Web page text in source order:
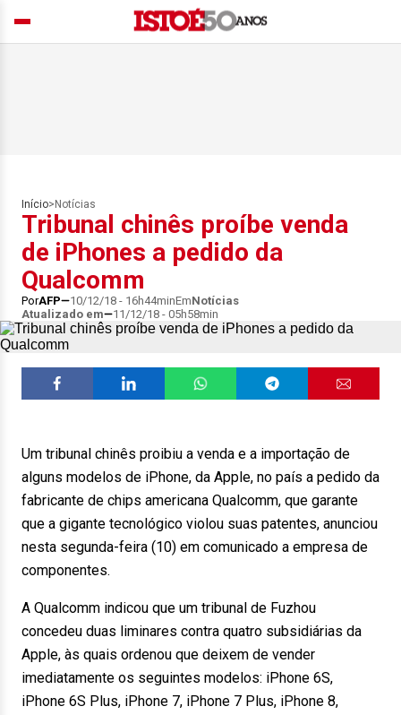
Início> Notícias
Tribunal chinês proíbe venda
de iPhones a pedido da
Qualcomm
PorAFP 10/12/18 - 16h44minEmNotícias
Atualizado em
11/12/18 - 05h58min
Um tribunal chinês proibiu a venda e a importação de
alguns modelos de iPhone, da Apple, no país a pedido da
fabricante de chips americana Qualcomm, que garante
que a gigante tecnológico violou suas patentes, anunciou
nesta segunda-feira (10) em comunicado a empresa de
componentes.
A Qualcomm indicou que um tribunal de Fuzhou
concedeu duas liminares contra quatro subsidiárias da
Apple, às quais ordenou que deixem de vender
imediatamente os seguintes modelos: iPhone 6S,
iPhone 6S Plus, iPhone 7, iPhone 7 Plus, iPhone 8,